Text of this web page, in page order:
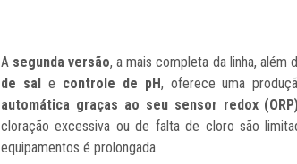
A segunda versão, a mais completa da linha, além
de sal e controle de pH, oferece uma
automática graças ao seu sensor redox
cloração excessiva ou de falta de cloro são
equipamentos é prolongada.